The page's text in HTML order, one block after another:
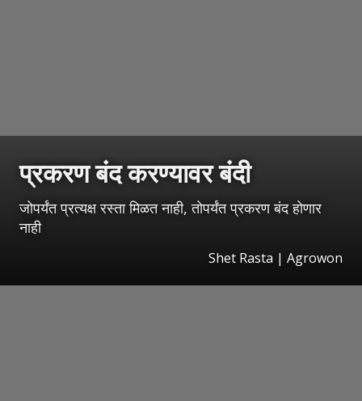
प्रकरण बंद करण्यावर बंदी
जोपर्यंत प्रत्यक्ष रस्ता मिळत नाही, तोपर्यंत प्रकरण बंद होणार
नाही
Shet Rasta | Agrowon